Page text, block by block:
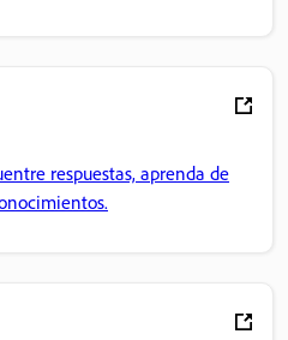
respuestas, aprenda de